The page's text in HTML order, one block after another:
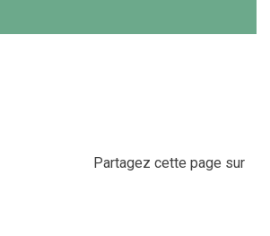
Partagez cette page sur